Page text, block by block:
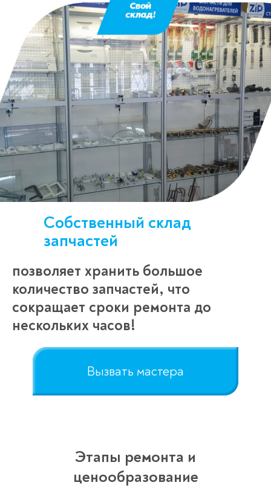
Собственный склад
запчастей
позволяет хранить большое
количество запчастей, что
сокращает сроки ремонта до
нескольких часов!
Вызвать мастера
Этапы ремонта и
ценообразование